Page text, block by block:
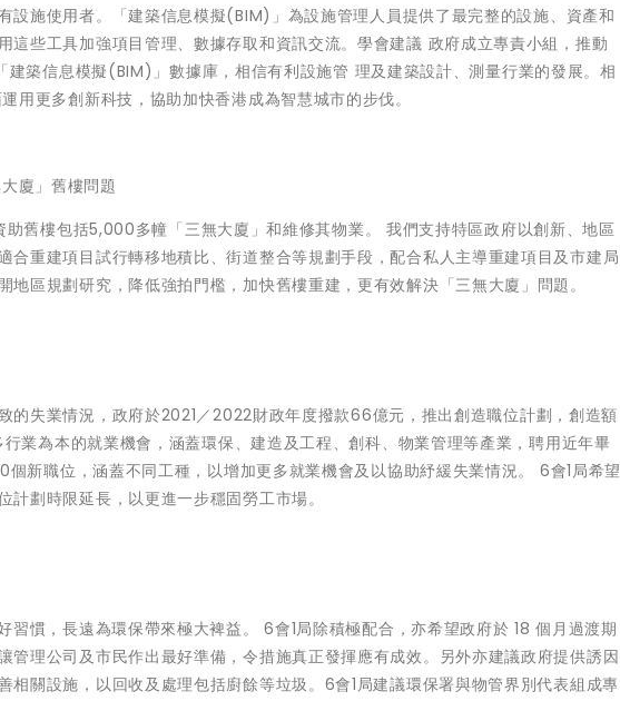
設施使用者。「建築信息模擬(BIM)」為設施管理人員提供了最完整的設施、資產和
這些工具加強項目管理、數據存取和資訊交流。學會建議 政府成立專責小組，推動
築信息模擬(BIM)」數據庫，相信有利設施管 理及建築設計、測量行業的發展。相
用更多創新科技，協助加快香港成為智慧城市的步伐。
廈」舊樓問題
舊樓包括5,000多幢「三無大廈」和維修其物業。 我們支持特區政府以創新、地區
合重建項目試行轉移地積比、街道整合等規劃手段，配合私人主導重建項目及市建局
區規劃研究，降低強拍門檻，加快舊樓重建，更有效解決「三無大廈」問題。
的失業情況，政府於2021／2022財政年度撥款66億元，推出創造職位計劃，創造額
業為本的就業機會，涵蓋環保、建造及工程、創科、物業管理等產業，聘用近年畢
新職位，涵蓋不同工種，以增加更多就業機會及以協助紓緩失業情況。 6會1局希望
劃時限延長，以更進一步穩固勞工市場。
習慣，長遠為環保帶來極大裨益。 6會1局除積極配合，亦希望政府於 18 個月過渡期
管理公司及市民作出最好準備，令措施真正發揮應有成效。另外亦建議政府提供誘因
相關設施，以回收及處理包括廚餘等垃圾。6會1局建議環保署與物管界別代表組成專